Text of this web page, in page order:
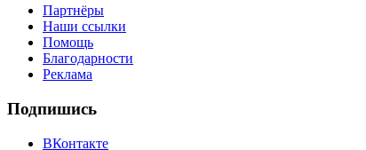
Партнёры
Наши ссылки
Помощь
Благодарности
Реклама
Подпишись
ВКонтакте